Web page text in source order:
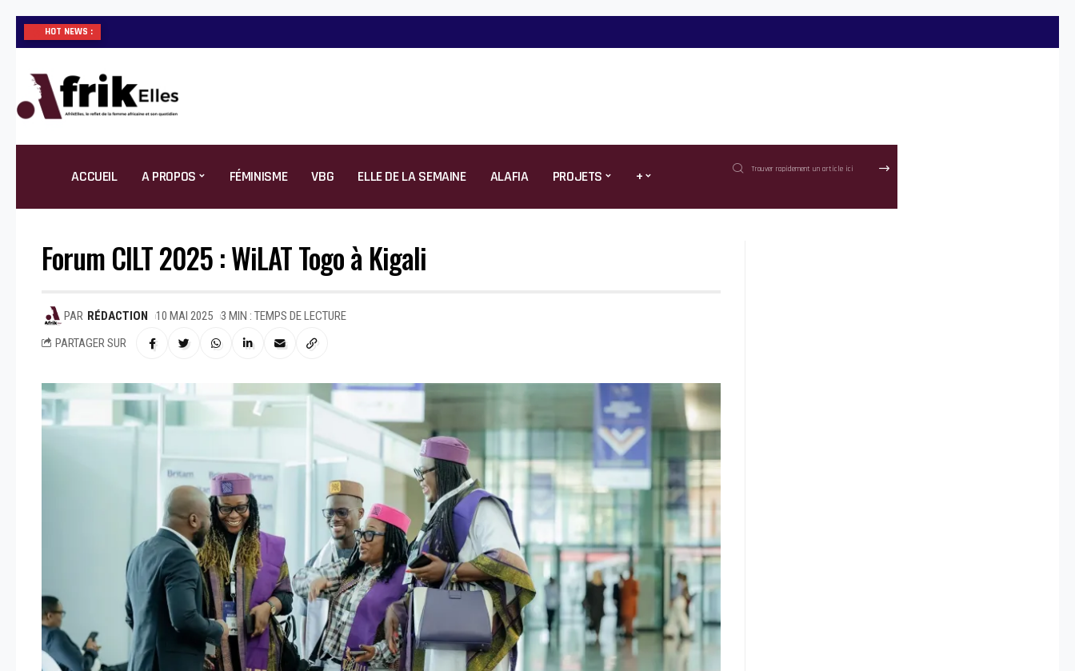
HOT NEWS :
ACCUEIL A PROPOS FÉMINISME VBG ELLE DE LA SEMAINE ALAFIA PROJETS +
Forum CILT 2025 : WiLAT Togo à Kigali
PAR RÉDACTION 10 MAI 2025 3 MIN : TEMPS DE LECTURE
PARTAGER SUR